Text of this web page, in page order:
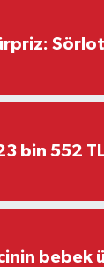
bin 552
bebek